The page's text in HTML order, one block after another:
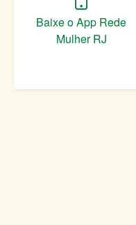
Baixe o App Rede
Mulher RJ